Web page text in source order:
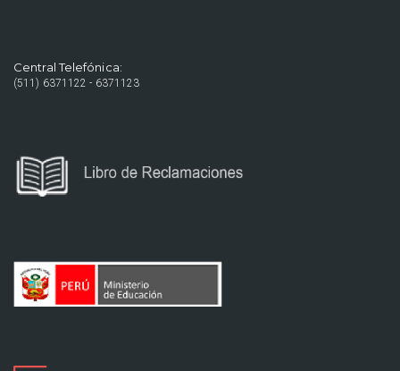
Central Telefónica:
(511) 6371122 - 6371123